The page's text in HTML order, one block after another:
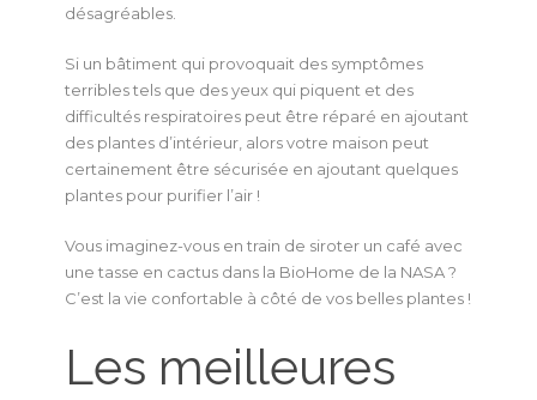
désagréables.
Si un bâtiment qui provoquait des symptômes
terribles tels que des yeux qui piquent et des
difficultés respiratoires peut être réparé en ajoutant
des plantes d’intérieur, alors votre maison peut
certainement être sécurisée en ajoutant quelques
plantes pour purifier l’air !
Vous imaginez-vous en train de siroter un café avec
une tasse en cactus dans la BioHome de la NASA ?
C’est la vie confortable à côté de vos belles plantes !
Les meilleures